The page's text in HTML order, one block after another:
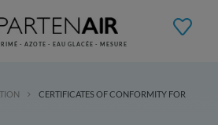
- AZOTE - EAU GLACÉE - MESURE
CERTIFICATES OF CONFORMITY FOR